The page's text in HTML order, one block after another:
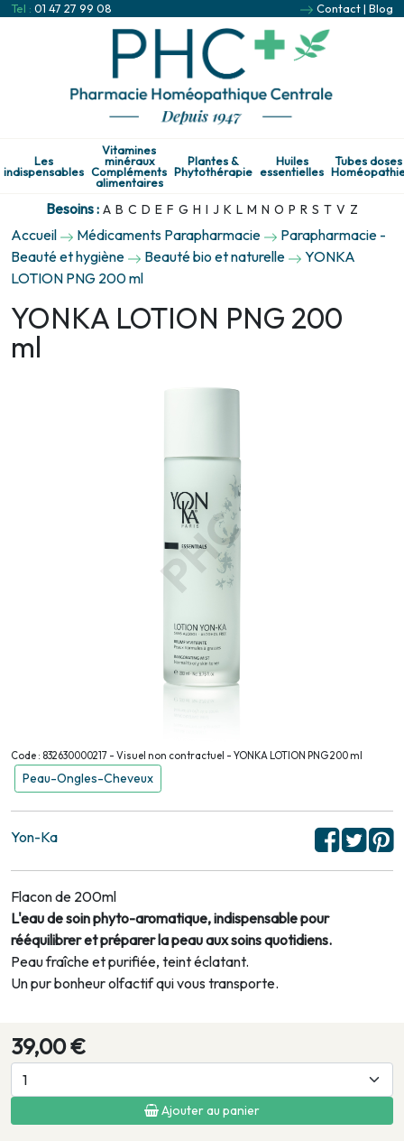
Tel : 01 47 27 99 08 Contact| Blog
Les
indispensables
Vitamines
minéraux
Compléments
alimentaires
Plantes &
Phytothérapie
Huiles
essentielles
Tubes doses
Besoins : A B C D E F G H I J K L M N O P R S T V Z
Accueil Médicaments Parapharmacie
Parapharmacie -
Beauté et hygiène
Beauté bio et naturelle
YONKA
LOTION PNG 200 ml
YONKA LOTION PNG 200
ml
Code : 832630000217 - Visuel non contractuel - YONKA LOTION PNG 200 ml
Peau-Ongles-Cheveux
Yon-Ka
Flacon de 200ml
L'eau de soin phyto-aromatique, indispensable pour
rééquilibrer et préparer la peau aux soins quotidiens.
Peau fraîche et purifiée, teint éclatant.
Un pur bonheur olfactif qui vous transporte.
39,00 €
Ajouter au panier